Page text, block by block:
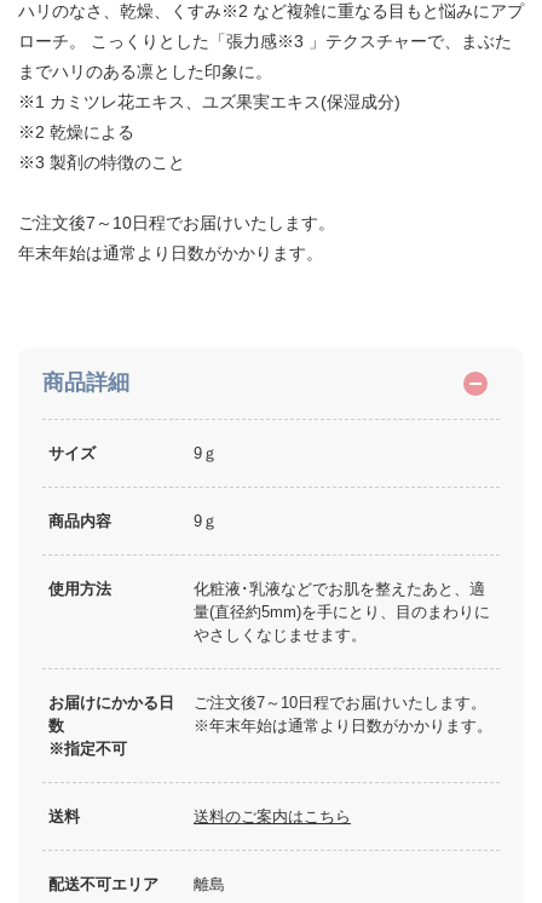
ハリのなさ、乾燥、くすみ※2 など複雑に重なる目もと悩みにアプ
ローチ。 こっくりとした「張力感※3 」テクスチャーで、まぶた
までハリのある凛とした印象に。
※1 カミツレ花エキス、ユズ果実エキス(保湿成分)
※2 乾燥による
※3 製剤の特徴のこと
ご注文後7～10日程でお届けいたします。
年末年始は通常より日数がかかります。
商品詳細
サイズ 9ｇ
商品内容 9ｇ
使用方法
化粧液･乳液などでお肌を整えたあと、適
量(直径約5mm)を手にとり、目のまわりに
やさしくなじませます。
お届けにかかる日
数
※指定不可
ご注文後7～10日程でお届けいたします。
※年末年始は通常より日数がかかります。
送料 送料のご案内はこちら
配送不可エリア 離島